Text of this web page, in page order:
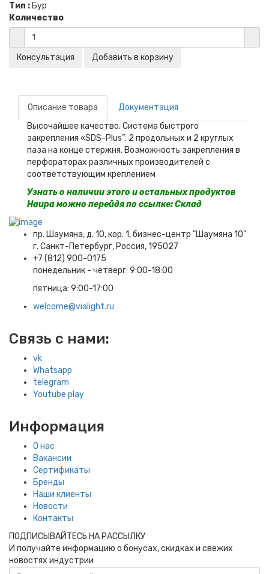
Тип : Бур
Количество
Описание товара
Документация
Высочайшее качество. Система быстрого
закрепления «SDS-Plus”: 2 продольных и 2 круглых
паза на конце стержня. Возможность закрепления в
перфораторах различных производителей с
соответствующим креплением
Узнать о наличии этого и остальных продуктов
Haupa можно перейдя по ссылке:Склад
пр. Шаумяна, д. 10, кор. 1, бизнес-центр "Шаумяна 10"
г. Санкт-Петербург, Россия, 195027
+7 (812) 900-0175
понедельник - четверг: 9:00-18:00
пятница: 9:00-17:00
welcome@vialight.ru
Связь с нами:
vk
Whatsapp
telegram
Youtube play
Информация
О нас
Вакансии
Сертификаты
Бренды
Наши клиенты
Новости
Контакты
ПОДПИСЫВАЙТЕСЬ НА РАССЫЛКУ
И получайте информацию о бонусах, скидках и свежих
новостях индустрии